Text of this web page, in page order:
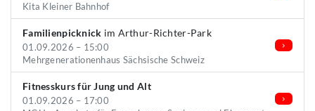
Kita Kleiner Bahnhof
Familienpicknick im Arthur-Richter-Park
01.09.2026 – 15:00
Mehrgenerationenhaus Sächsische Schweiz
Fitnesskurs für Jung und Alt
01.09.2026 – 17:00